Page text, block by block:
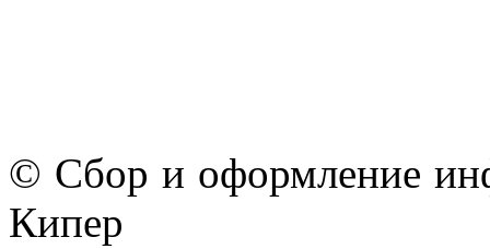
© Сбор и оформление
Кипер